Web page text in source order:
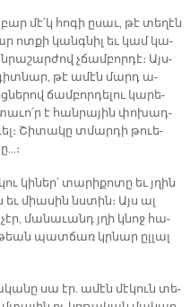
մէ՛կ հո­գի ը­սաւ, թէ տե­ղէն
ոտ­քի կանգ­նիլ եւ կամ կա­
չճամ­բոր­դէ։ Այս­
թէ ա­մէն մարդ ա­
ճամ­բոր­դե­լու կա­րե­
է հան­րա­յին փո­խադ­
Շի­տա­կը տմար­դի թուե­
կի­ներ՝ տա­րի­քո­տը եւ յղին
միա­սին նստին։ Այս ալ
մա­նա­ւանդ յղի կնոջ հա­
պատ­ճառ կրնար ըլ­լալ
սա էր. ա­մէն մէ­կուն տե­